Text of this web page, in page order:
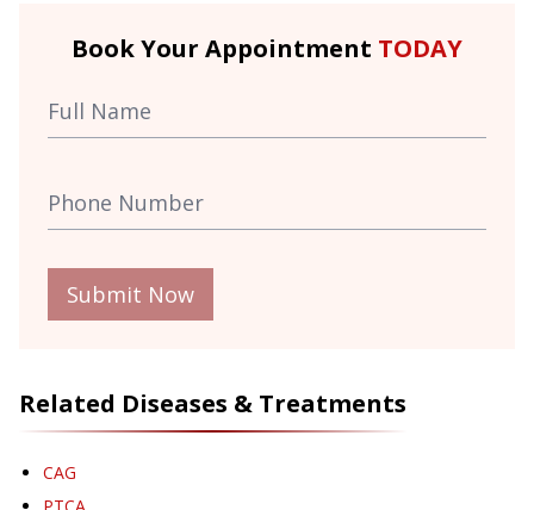
Book Your Appointment TODAY
Submit Now
Related Diseases & Treatments
CAG
PTCA